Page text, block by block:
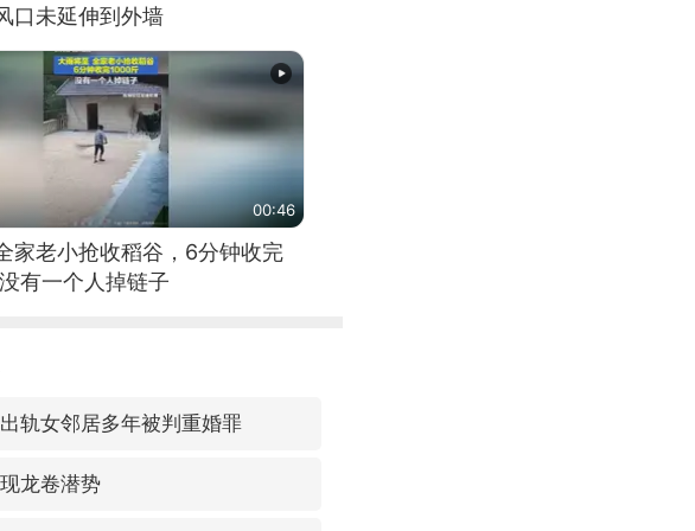
口未延伸到外墙
00:46
家老小抢收稻谷，6分钟收完
有一个人掉链子
轨女邻居多年被判重婚罪
龙卷潜势